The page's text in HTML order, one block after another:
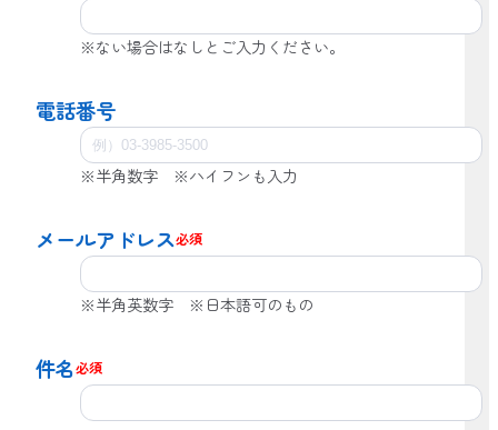
※ない場合はなしとご入力ください。
電話番号
※半角数字 ※ハイフンも入力
メールアドレス必須
※半角英数字 ※日本語可のもの
件名必須